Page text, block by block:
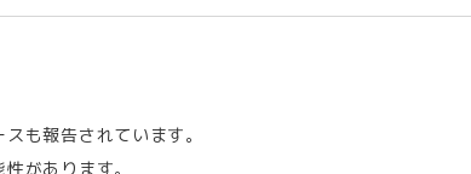
も報告されています。
があります。